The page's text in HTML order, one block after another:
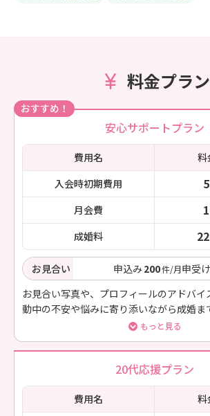
料金プラン
おすすめ！
安心サポートプラン
費用名 料
入会時初期費用
月会費
成婚料
お見合い 申込み200件/月申受け
お見合い写真や、プロフィールのアドバイ
動中の不安や悩みに寄り添いながら成婚ま
もっと見る
20代応援プラン
費用名 料